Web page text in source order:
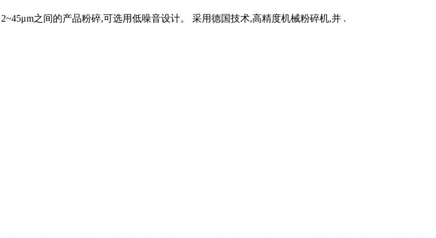
之间的产品粉碎,可选用低噪音设计。 采用德国技术,高精度机械粉碎机,并 .